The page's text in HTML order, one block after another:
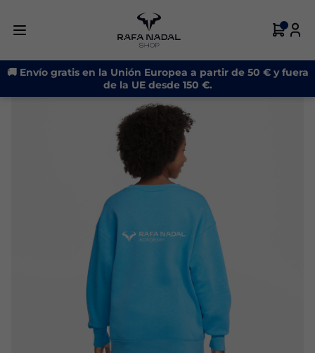
🚚 Envío gratis en la Unión Europea a partir de 50 € y fuera
de la UE desde 150 €.